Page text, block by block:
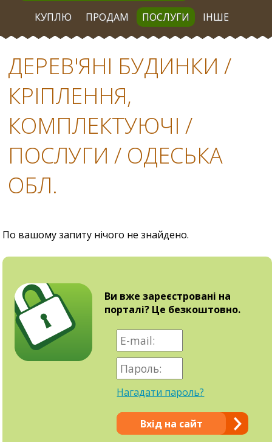
КУПЛЮ ПРОДАМ ПОСЛУГИ ІНШЕ
ДЕРЕВ'ЯНІ БУДИНКИ /
КРІПЛЕННЯ,
КОМПЛЕКТУЮЧІ /
ПОСЛУГИ / ОДЕСЬКА
ОБЛ.
По вашому запиту нічого не знайдено.
Ви вже зареєстровані на
порталі? Це безкоштовно.
Нагадати пароль?
Вхід на сайт